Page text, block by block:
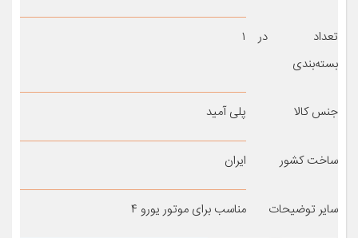
تعداد در
بسته‌بندی
۱
جنس کالا پلی آمید
ساخت کشور ایران
سایر توضیحات مناسب برای موتور یورو ۴